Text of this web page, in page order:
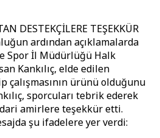
DESTEKÇİLERE TEŞEKKÜR
ardından açıklamalarda
Spor İl Müdürlüğü Halk
Kankılıç, elde edilen
çalışmasının ürünü olduğunu
sporcuları tebrik ederek
amirlere teşekkür etti.
şu ifadelere yer verdi: